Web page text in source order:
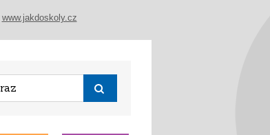
www.jakdoskoly.cz